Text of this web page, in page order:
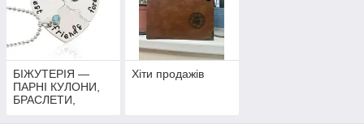
БІЖУТЕРІЯ —
ПАРНІ КУЛОНИ,
БРАСЛЕТИ,
Хіти продажів